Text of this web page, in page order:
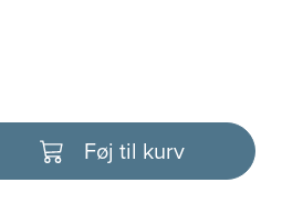
Føj til kurv